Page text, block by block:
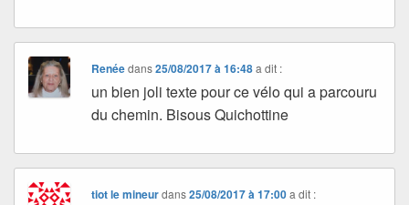
Renéedans25/08/2017 à 16:48 a dit :
un bien joli texte pour ce vélo qui a parcouru
du chemin. Bisous Quichottine
tiot le mineurdans25/08/2017 à 17:00 a dit :